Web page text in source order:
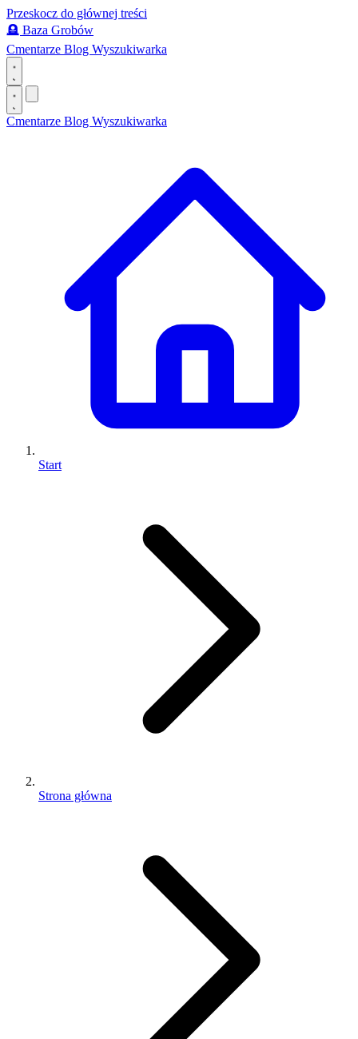
Przeskocz do głównej treści
🪦 Baza Grobów
Cmentarze Blog Wyszukiwarka
Cmentarze Blog Wyszukiwarka
Start
Strona główna